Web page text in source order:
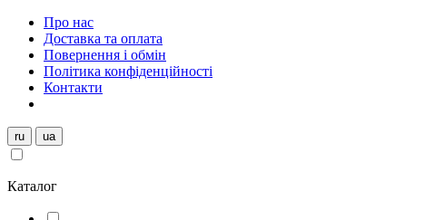
Про нас
Доставка та оплата
Повернення і обмін
Політика конфіденційності
Контакти
ru ua
Каталог